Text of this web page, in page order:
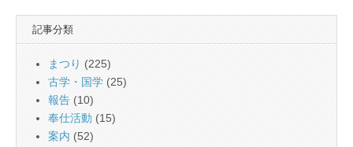
記事分類
まつり (225)
古学・国学 (25)
報告 (10)
奉仕活動 (15)
案内 (52)